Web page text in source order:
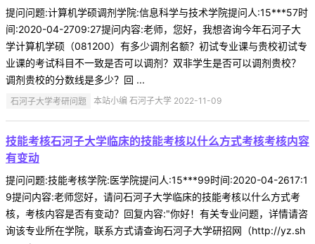
提问问题:计算机学硕调剂学院:信息科学与技术学院提问人:15***57时
间:2020-04-2709:27提问内容:老师，您好，我想咨询今年石河子大
学计算机学硕（081200）有多少调剂名额？初试专业课与贵校初试专
业课的考试科目不一致是否可以调剂？双非学生是否可以调剂贵校？
调剂贵校的分数线是多少？回 ...
石河子大学考研问题 本站小编 石河子大学 2022-11-09
技能考核石河子大学临床的技能考核以什么方式考核考核内容
有变动
提问问题:技能考核学院:医学院提问人:15***99时间:2020-04-2617:1
9提问内容:老师您好，请问石河子大学临床的技能考核以什么方式考
核，考核内容是否有变动？回复内容:"你好！有关专业问题，详情请咨
询该专业所在学院，联系方式请查询石河子大学研招网（http://yz.sh